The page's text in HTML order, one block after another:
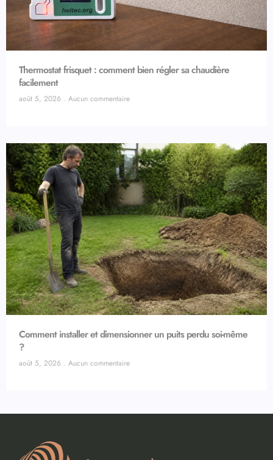
Thermostat frisquet : comment bien régler sa chaudière
facilement
août 5, 2026 Aucun commentaire
Comment installer et dimensionner un puits perdu soi-même
?
août 5, 2026 Aucun commentaire